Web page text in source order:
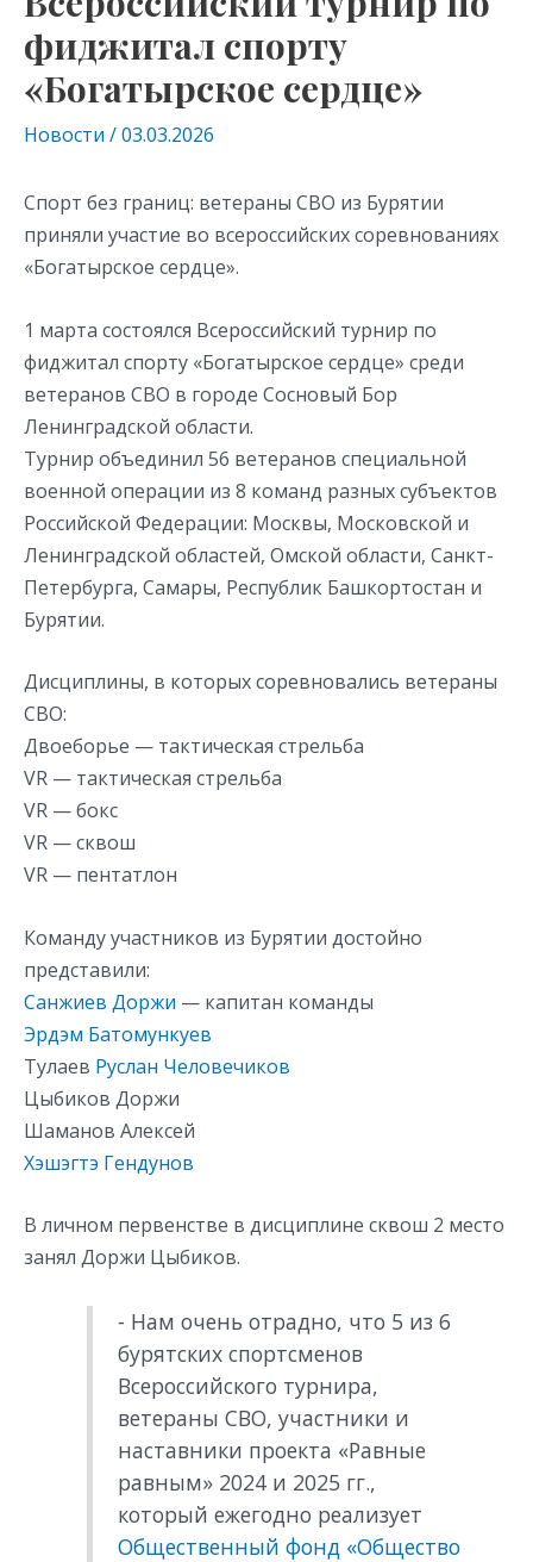
фиджитал спорту
«Богатырское сердце»
Новости /03.03.2026
Спорт без границ: ветераны СВО из Бурятии
приняли участие во всероссийских соревнованиях
«Богатырское сердце».
1 марта состоялся Всероссийский турнир по
фиджитал спорту «Богатырское сердце» среди
ветеранов СВО в городе Сосновый Бор
Ленинградской области.
Турнир объединил 56 ветеранов специальной
военной операции из 8 команд разных субъектов
Российской Федерации: Москвы, Московской и
Ленинградской областей, Омской области, Санкт-
Петербурга, Самары, Республик Башкортостан и
Бурятии.
Дисциплины, в которых соревновались ветераны
СВО:
Двоеборье — тактическая стрельба
VR — тактическая стрельба
VR — бокс
VR — сквош
VR — пентатлон
Команду участников из Бурятии достойно
представили:
Санжиев Доржи — капитан команды
Эрдэм Батомункуев
Тулаев Руслан Человечиков
Цыбиков Доржи
Шаманов Алексей
Хэшэгтэ Гендунов
В личном первенстве в дисциплине сквош 2 место
занял Доржи Цыбиков.
⁃ Нам очень отрадно, что 5 из 6
бурятских спортсменов
Всероссийского турнира,
ветераны СВО, участники и
наставники проекта «Равные
равным» 2024 и 2025 гг.,
который ежегодно реализует
Общественный фонд «Общество